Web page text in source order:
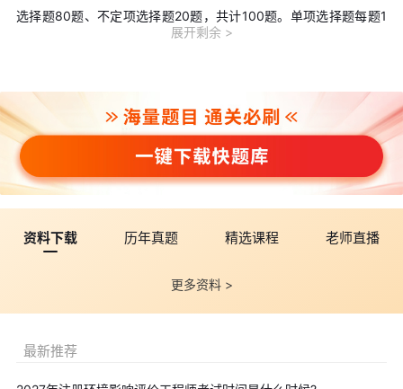
选择题80题、不定项选择题20题，共计100题。单项选择题每题1
分，共80分;不定项选择题每题2分，共40分。
心考查内容涵盖大气环境、地表水环境、地下水环境、声环境、生
态环境等要素的技术导则，以及相关环境质量标准与污染物排放标
准。高频考点集中在各要素评价等级判定、监测布点原则、预测方
法选择等技术流程。
四、环境影响评价技术方法分值
考试时长150分钟。该科目设置单项选择题40题、不定项选择题40
分。近年来该科目考题灵活性明显增强，定量计算占比持续提升。
展开剩余
资料下载 历年真题 精选课程 老师直播
更多资料 >
最新推荐